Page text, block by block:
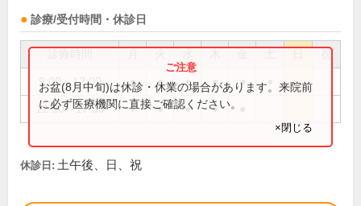
診療/受付時間・休診日
祝
9:00～12:00 ● ● ● ● ●
12:30～17:30 ● ● ● ●
お盆(8月中旬)は休診・休業の場合があります。来院前
に必ず医療機関に直接ご確認ください。
×閉じる
休診日: 土午後、日、祝